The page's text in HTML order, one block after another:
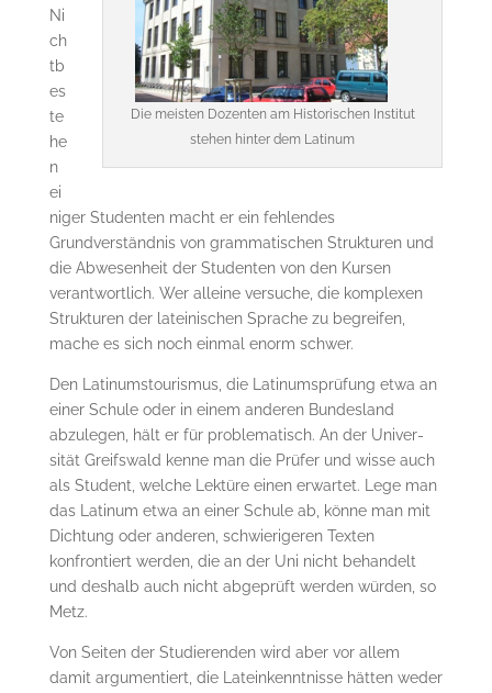
Die meisten Dozenten am Historischen Institut
stehen hinter dem Latinum
Ni
ch
tb
es
te
he
n
ei
niger Studenten macht er ein fehlendes
Grundverständnis von gram­matischen Strukturen und
die Abwesenheit der Studenten von den Kursen
verantwortlich. Wer alleine versuche, die komplexen
Strukturen der lateinischen Sprache zu begreifen,
mache es sich noch einmal enorm schwer.
Den Latinumstourismus, die Latinumsprüfung etwa an
einer Schule oder in einem anderen Bundesland
abzulegen, hält er für problematisch. An der Uni­ver­
sität Greifswald kenne man die Prüfer und wisse auch
als Student, welche Lektüre einen er­wartet. Lege man
das Latinum etwa an einer Schule ab, könne man mit
Dichtung oder an­de­ren, schwierigeren Texten
konfrontiert werden, die an der Uni nicht behandelt
und deshalb auch nicht abgeprüft werden würden, so
Metz.
Von Seiten der Studierenden wird aber vor allem
damit argumentiert, die Lateinkenntnisse hät­ten weder